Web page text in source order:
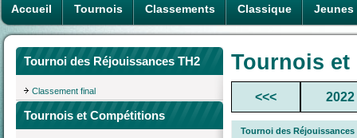
Accueil Tournois Classements Classique Jeunes
Tournoi des Réjouissances TH2
Classement final
Tournois et Compétitions
Tournois
<<< 2022
Tournoi des Réjouissances